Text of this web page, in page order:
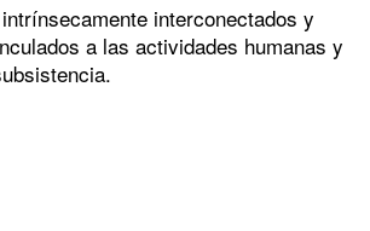
interconectados y
a las actividades humanas y